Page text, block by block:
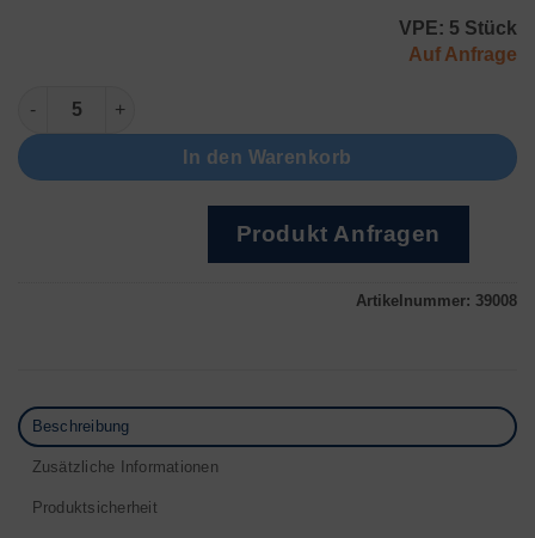
VPE: 5 Stück
Auf Anfrage
CR 1616 Menge
In den Warenkorb
Produkt Anfragen
Artikelnummer: 39008
Beschreibung
Zusätzliche Informationen
Produktsicherheit